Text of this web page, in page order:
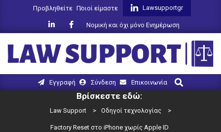
Προβληθείτε Ποιοί είμαστε Lawsupportgr
Νομική και όχι μόνο Ενημέρωση
LAW
SUPPORT
Navigation
Εγγραφή Σύνδεση Επικοινωνία
Search
Βρίσκεστε εδώ:
Law Support > Οδηγοί τεχνολογίας >
Factory Reset στο iPhone χωρίς Apple ID